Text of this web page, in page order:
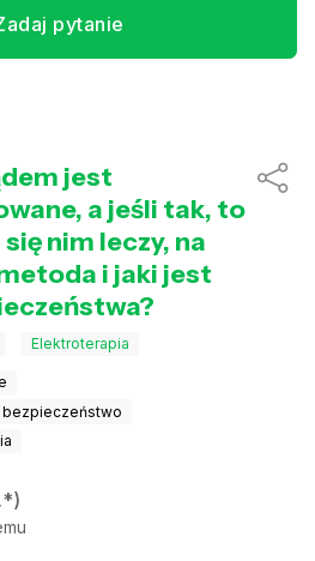
pytanie
jest
a jeśli tak, to
nim leczy, na
i jaki jest
Elektroterapia